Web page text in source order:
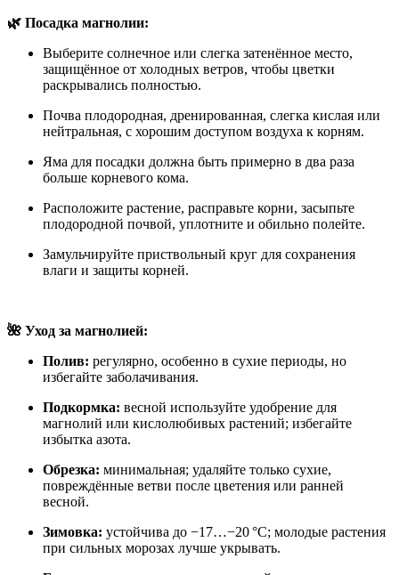
🌿 Посадка магнолии:
Выберите солнечное или слегка затенённое место,
защищённое от холодных ветров, чтобы цветки
раскрывались полностью.
Почва плодородная, дренированная, слегка кислая или
нейтральная, с хорошим доступом воздуха к корням.
Яма для посадки должна быть примерно в два раза
больше корневого кома.
Расположите растение, расправьте корни, засыпьте
плодородной почвой, уплотните и обильно полейте.
Замульчируйте приствольный круг для сохранения
влаги и защиты корней.
🌺 Уход за магнолией:
Полив: регулярно, особенно в сухие периоды, но
избегайте заболачивания.
Подкормка: весной используйте удобрение для
магнолий или кислолюбивых растений; избегайте
избытка азота.
Обрезка: минимальная; удаляйте только сухие,
повреждённые ветви после цветения или ранней
весной.
Зимовка: устойчива до −17…−20 °C; молодые растения
при сильных морозах лучше укрывать.